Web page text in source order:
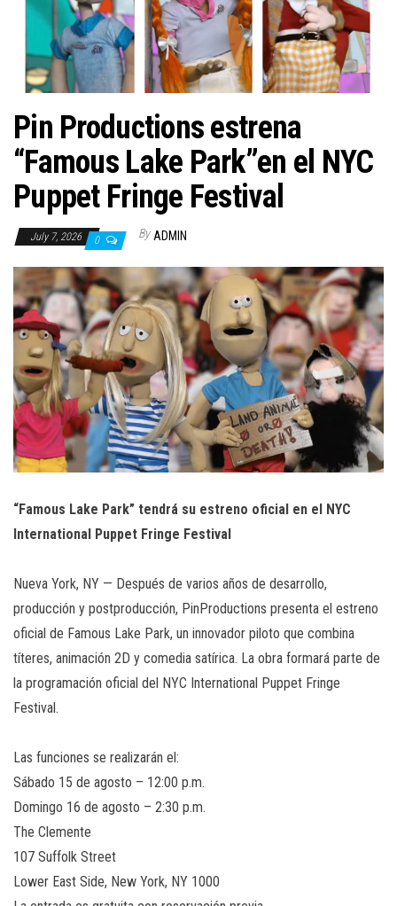
Pin Productions estrena
“Famous Lake Park”en el NYC
Puppet Fringe Festival
July 7, 2026 0 By ADMIN
“Famous Lake Park” tendrá su estreno oficial en el NYC
International Puppet Fringe Festival
Nueva York, NY — Después de varios años de desarrollo,
producción y postproducción, PinProductions presenta el estreno
oficial de Famous Lake Park, un innovador piloto que combina
títeres, animación 2D y comedia satírica. La obra formará parte de
la programación oficial del NYC International Puppet Fringe
Festival.
Las funciones se realizarán el:
Sábado 15 de agosto – 12:00 p.m.
Domingo 16 de agosto – 2:30 p.m.
The Clemente
107 Suffolk Street
Lower East Side, New York, NY 1000